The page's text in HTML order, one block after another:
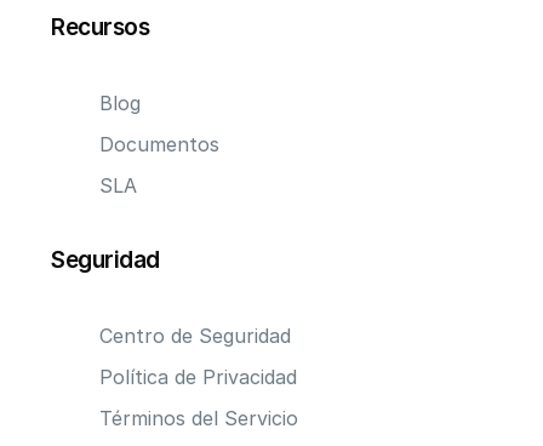
Recursos
Blog
Documentos
SLA
Seguridad
Centro de Seguridad
Política de Privacidad
Términos del Servicio